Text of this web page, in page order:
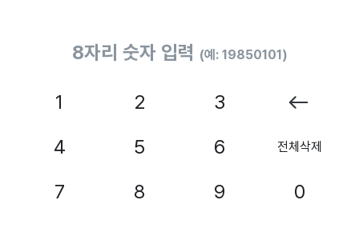
8자리 숫자 입력 (예: 19850101)
1 2
3
4
5 6 전체삭제
7 8 9 0